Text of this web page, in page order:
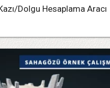
Dolgu Hesaplama Aracı